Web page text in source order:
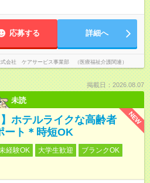
応募する 詳細へ
式会社 ケアサービス事業部 （医療福祉介護関連）
掲載日：2026.08.07
未読
NEW
ホテルライクな高齢者
ート＊時短OK
経験OK 大学生歓迎
ブランクOK